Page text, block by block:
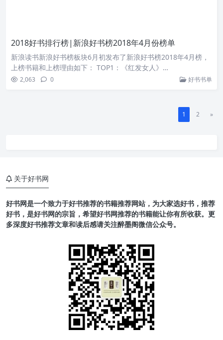
2018好书排行榜|新浪好书榜2018年4月份榜单
新浪读书新浪好书榜板块6月初发布了新浪好书榜2018年4月榜，
上榜书籍和上榜理由如下： TOP1：《红发女人》…
2,063 0 好书书单
1 2 »
关于好书网
好书网是一个致力于好书推荐的书籍推荐网站，为大家选好书，推荐
好书，是好书网的宗旨，希望好书网推荐的书籍能让你有所收获。更
多深度好书推荐文章和读后感请关注醉墨阁微信公众号。